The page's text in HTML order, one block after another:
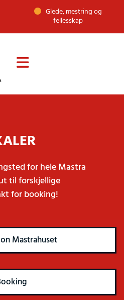
Glede, mestring og
fellesskap
for hele Mastra
til forskjellige
for booking!
Mastrahuset